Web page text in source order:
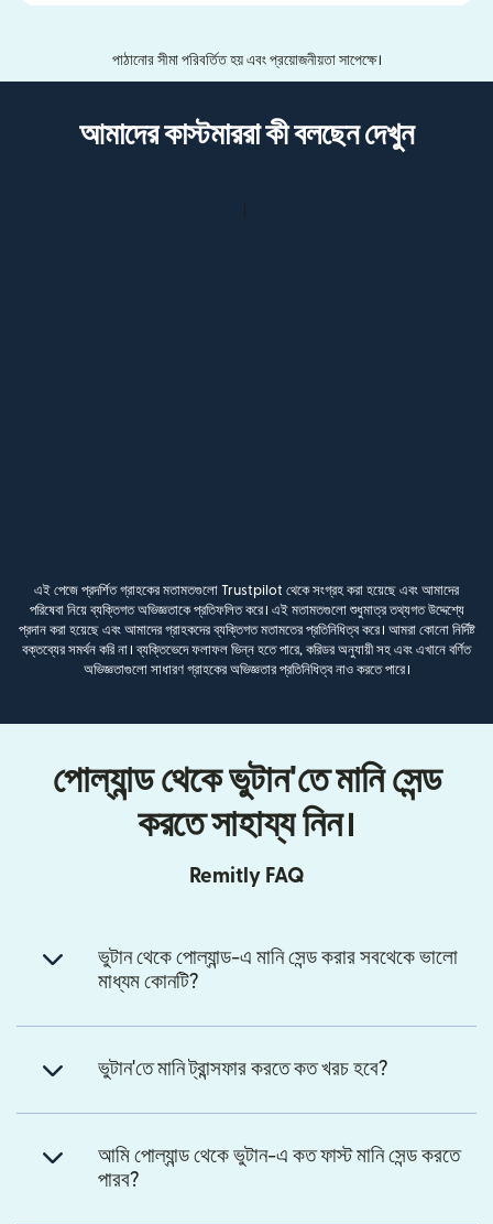
পাঠানোর সীমা পরিবর্তিত হয় এবং প্রয়োজনীয়তা সাপেক্ষে।
আমাদের কাস্টমাররা কী বলছেন দেখুন
এই পেজে প্রদর্শিত গ্রাহকের মতামতগুলো Trustpilot থেকে সংগ্রহ করা হয়েছে এবং আমাদের
পরিষেবা নিয়ে ব্যক্তিগত অভিজ্ঞতাকে প্রতিফলিত করে। এই মতামতগুলো শুধুমাত্র তথ্যগত উদ্দেশ্যে
প্রদান করা হয়েছে এবং আমাদের গ্রাহকদের ব্যক্তিগত মতামতের প্রতিনিধিত্ব করে। আমরা কোনো নির্দিষ্ট
বক্তব্যের সমর্থন করি না। ব্যক্তিভেদে ফলাফল ভিন্ন হতে পারে, করিডর অনুযায়ী সহ এবং এখানে বর্ণিত
অভিজ্ঞতাগুলো সাধারণ গ্রাহকের অভিজ্ঞতার প্রতিনিধিত্ব নাও করতে পারে।
পোল্যান্ড থেকে ভুটান'তে মানি সেন্ড
করতে সাহায্য নিন।
Remitly FAQ
ভুটান থেকে পোল্যান্ড-এ মানি সেন্ড করার সবথেকে ভালো
মাধ্যম কোনটি?
ভুটান'তে মানি ট্রান্সফার করতে কত খরচ হবে?
আমি পোল্যান্ড থেকে ভুটান-এ কত ফাস্ট মানি সেন্ড করতে
পারব?